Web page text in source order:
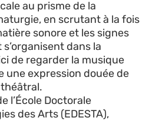
au prisme de la
en scrutant à la fois
sonore et les signes
dans la
de regarder la musique
une expression douée de
l’École Doctorale
des Arts (EDESTA),